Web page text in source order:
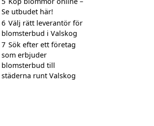
Se utbudet här!
6 Välj rätt leverantör för
blomsterbud i Valskog
7 Sök efter ett företag
som erbjuder
blomsterbud till
städerna runt Valskog